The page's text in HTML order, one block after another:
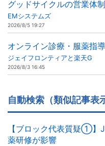
グッドサイクルの営業体
EMシステムズ
2026/8/5 19:27
オンライン診療・服薬指
ジェイフロンティアと楽天G
2026/8/3 16:45
自動検索（類似記事表
【ブロック代表質疑①】
薬研修が影響